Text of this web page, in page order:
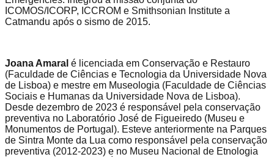
ICOMOS/ICORP, ICCROM e Smithsonian Institute a
Catmandu após o sismo de 2015.
Joana Amaral é licenciada em Conservação e Restauro
(Faculdade de Ciências e Tecnologia da Universidade Nova
de Lisboa) e mestre em Museologia (Faculdade de Ciências
Sociais e Humanas da Universidade Nova de Lisboa).
Desde dezembro de 2023 é responsável pela conservação
preventiva no Laboratório José de Figueiredo (Museu e
Monumentos de Portugal). Esteve anteriormente na Parques
de Sintra Monte da Lua como responsável pela conservação
preventiva (2012-2023) e no Museu Nacional de Etnologia